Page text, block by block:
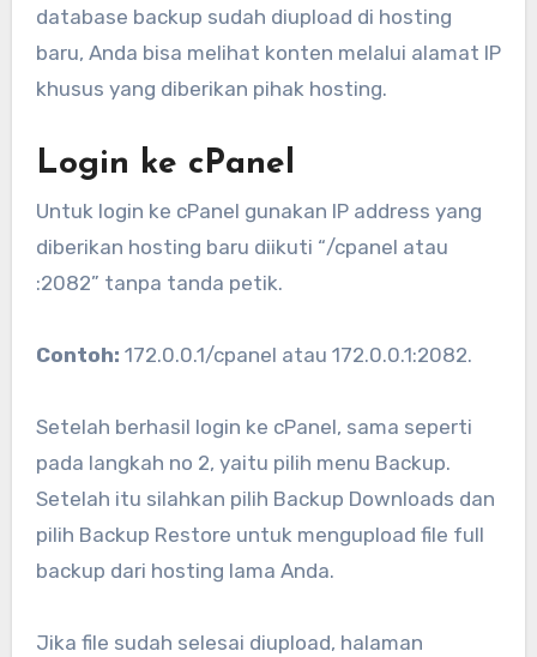
database backup sudah diupload di hosting
baru, Anda bisa melihat konten melalui alamat IP
khusus yang diberikan pihak hosting.
Login ke cPanel
Untuk login ke cPanel gunakan IP address yang
diberikan hosting baru diikuti “/cpanel atau
:2082” tanpa tanda petik.
Contoh: 172.0.0.1/cpanel atau 172.0.0.1:2082.
Setelah berhasil login ke cPanel, sama seperti
pada langkah no 2, yaitu pilih menu Backup.
Setelah itu silahkan pilih Backup Downloads dan
pilih Backup Restore untuk mengupload file full
backup dari hosting lama Anda.
Jika file sudah selesai diupload, halaman